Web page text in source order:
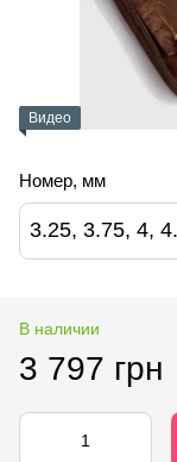
Видео
Номер, мм
3.25, 3.75, 4,
В наличии
3 797 грн